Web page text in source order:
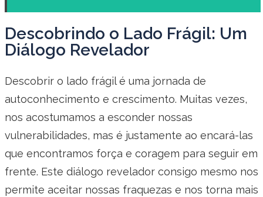
Descobrindo o Lado Frágil: Um
Diálogo Revelador
Descobrir o lado frágil é uma jornada de
autoconhecimento e crescimento. Muitas vezes,
nos acostumamos a esconder nossas
vulnerabilidades, mas é justamente ao encará-las
que encontramos força e coragem para seguir em
frente. Este diálogo revelador consigo mesmo nos
permite aceitar nossas fraquezas e nos torna mais